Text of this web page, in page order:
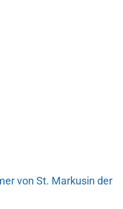
von St. Markusin der